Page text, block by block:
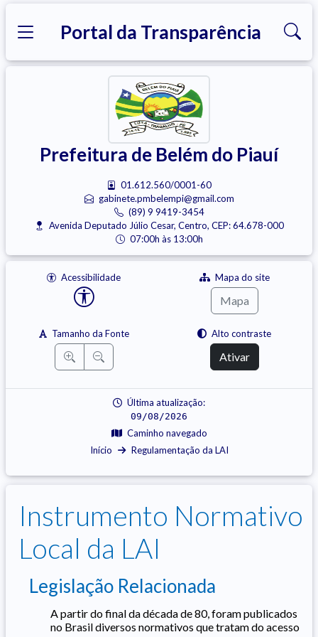
Portal da Transparência
Prefeitura de Belém do Piauí
01.612.560/0001-60
gabinete.pmbelempi@gmail.com
(89) 9 9419-3454
Avenida Deputado Júlio Cesar, Centro, CEP: 64.678-000
07:00h às 13:00h
Acessibilidade Mapa do site
Mapa
Tamanho da Fonte Alto contraste
Ativar
Última atualização:
09/08/2026
Caminho navegado
Início
Regulamentação da LAI
Instrumento Normativo
Local da LAI
Legislação Relacionada
A partir do final da década de 80, foram publicados
no Brasil diversos normativos que tratam do acesso